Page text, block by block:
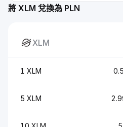
將 XLM 兌換為 PLN
XLM
1 XLM
5 XLM